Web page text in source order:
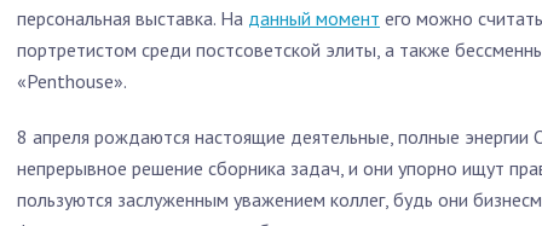
персональная выставка. На данный момент его можно
портретистом среди постсоветской элиты, а также
«Penthouse».
8 апреля рождаются настоящие деятельные, полные энергии
непрерывное решение сборника задач, и они упорно ищут
пользуются заслуженным уважением коллег, будь они